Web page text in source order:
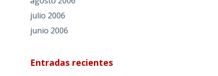
julio 2006
junio 2006
Entradas recientes